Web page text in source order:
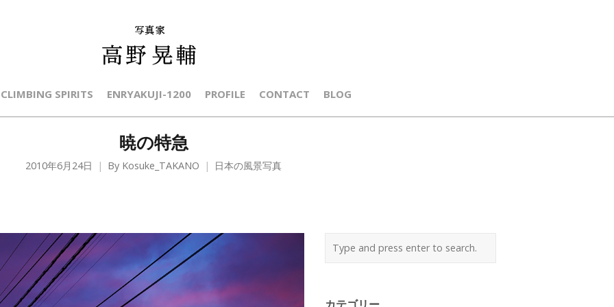
CLIMBING SPIRITS ENRYAKUJI-1200 PROFILE CONTACT BLOG
暁の特急
2010年6月24日 By Kosuke_TAKANO 日本の風景写真